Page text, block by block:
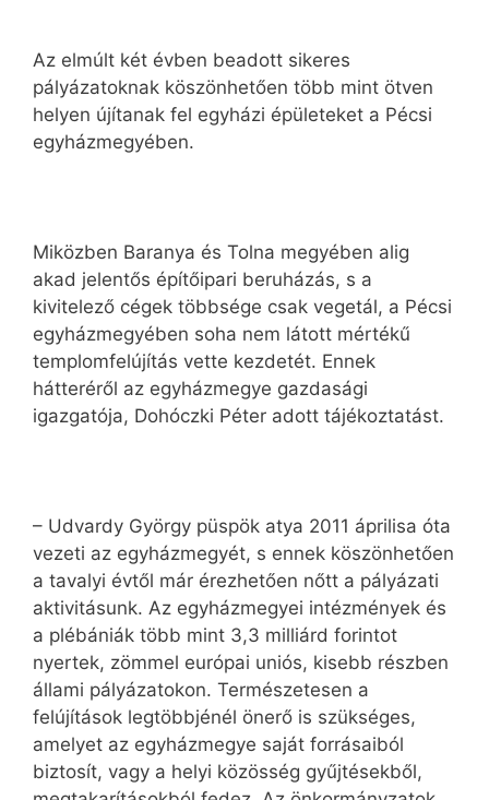
Az elmúlt két évben beadott sikeres
pályázatoknak köszönhetően több mint ötven
helyen újítanak fel egyházi épületeket a Pécsi
egyházmegyében.
Miközben Baranya és Tolna megyében alig
akad jelentős építőipari beruházás, s a
kivitelező cégek többsége csak vegetál, a Pécsi
egyházmegyében soha nem látott mértékű
templomfelújítás vette kezdetét. Ennek
hátteréről az egyházmegye gazdasági
igazgatója, Dohóczki Péter adott tájékoztatást.
– Udvardy György püspök atya 2011 áprilisa óta
vezeti az egyházmegyét, s ennek köszönhetően
a tavalyi évtől már érezhetően nőtt a pályázati
aktivitásunk. Az egyházmegyei intézmények és
a plébániák több mint 3,3 milliárd forintot
nyertek, zömmel európai uniós, kisebb részben
állami pályázatokon. Természetesen a
felújítások legtöbbjénél önerő is szükséges,
amelyet az egyházmegye saját forrásaiból
biztosít, vagy a helyi közösség gyűjtésekből,